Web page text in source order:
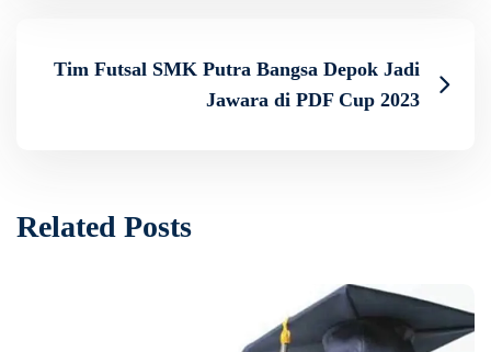
Tim Futsal SMK Putra Bangsa Depok Jadi
Jawara di PDF Cup 2023
Related Posts